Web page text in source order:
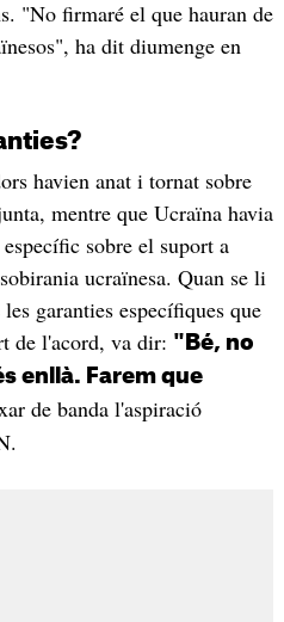
"No firmaré el que hauran de
ha dit diumenge en
havien anat i tornat sobre
mentre que Ucraïna havia
sobre el suport a
ucraïnesa. Quan se li
garanties específiques que
de l'acord, va dir: "Bé, no
enllà. Farem que
de banda l'aspiració